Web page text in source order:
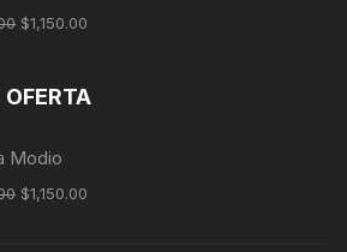
$1,150.00
Modio
$1,150.00